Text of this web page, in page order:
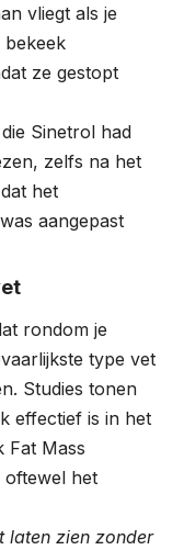
vliegt als je
bekeek
ze gestopt
Sinetrol had
zelfs na het
het
aangepast
rondom je
type vet
Studies tonen
effectief is in het
Fat Mass
oftewel het
laten zien zonder